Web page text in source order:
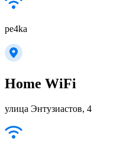
pe4ka
Home WiFi
улица Энтузиастов, 4